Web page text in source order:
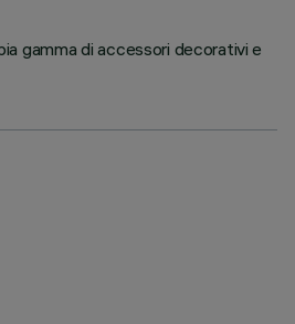
gamma di accessori decorativi e